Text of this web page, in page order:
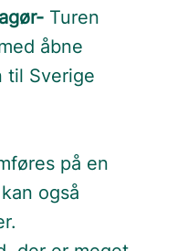
Turen
åbne
til Sverige
på en
også